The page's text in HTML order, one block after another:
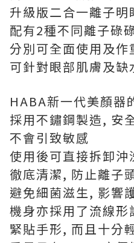
升級版二合一離子明
配有2種不同離子碌
分別可全面使用及作
可針對眼部肌膚及缺
HABA新一代美顏器
採用不鏽鋼製造, 安
不會引致敏感
使用後可直接拆卸沖
徹底清潔, 防止離子
避免細菌滋生, 影響
機身亦採用了流線形
緊貼手形, 而且十分